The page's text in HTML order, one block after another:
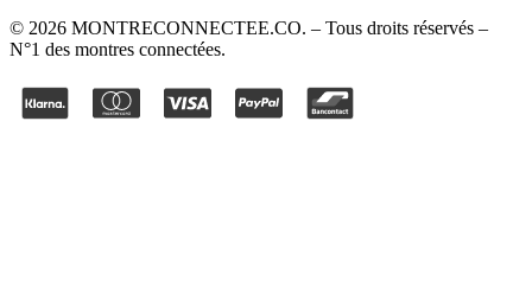
© 2026 MONTRECONNECTEE.CO. – Tous droits réservés –
N°1 des montres connectées.